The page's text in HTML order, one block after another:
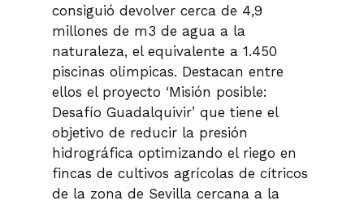
consiguió devolver cerca de 4,9
millones de m3 de agua a la
naturaleza, el equivalente a 1.450
piscinas olímpicas. Destacan entre
ellos el proyecto ‘Misión posible:
Desafío Guadalquivir’ que tiene el
objetivo de reducir la presión
hidrográfica optimizando el riego en
fincas de cultivos agrícolas de cítricos
de la zona de Sevilla cercana a la